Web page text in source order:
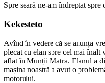
Spre seară ne-am îndreptat spre
Kekesteto
Avînd în vedere că se anunța
plecat cu elan spre cel mai
aflat în Munții Matra. Elanul a
mașina noastră a avut o
motorului.